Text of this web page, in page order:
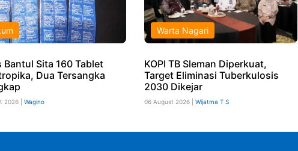
Bantul Sita 160 Tablet
Dua Tersangka
2026 | Wagino
Warta Nagari
KOPI TB Sleman Diperkuat,
Target Eliminasi Tuberkulosis
2030 Dikejar
06 August 2026 | Wijatma T S